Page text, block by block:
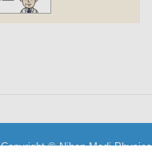
Copyright © Nihon Medi-Physics